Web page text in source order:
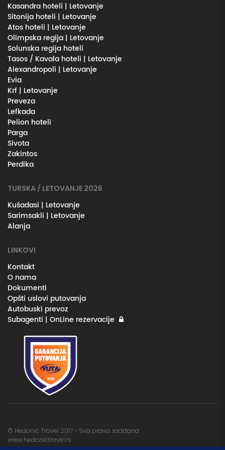
Kasandra hoteli | Letovanje
Sitonija hoteli | Letovanje
Atos hoteli | Letovanje
Olimpska regija | Letovanje
Solunska regija hoteli
Tasos / Kavala hoteli | Letovanje
Alexandropoli | Letovanje
Evia
Krf | Letovanje
Preveza
Lefkada
Pelion hoteli
Parga
Sivota
Zakintos
Perdika
TURSKA / LETOVANJE 2026
Kušadasi | Letovanje
Sarimsakli | Letovanje
Alanja
LINKOVI
Kontakt
O nama
Dokumenti
Opšti uslovi putovanja
Autobuski prevoz
Subagenti | OnLine rezervacije
© Hedonic Travel 2017 - Sva prava zadržana
www.hedonictravel.rs